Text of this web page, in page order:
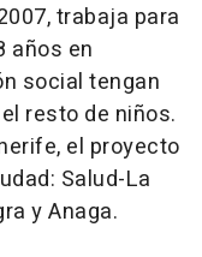
trabaja para
años en
social tengan
resto de niños.
el proyecto
Salud-La
y Anaga.